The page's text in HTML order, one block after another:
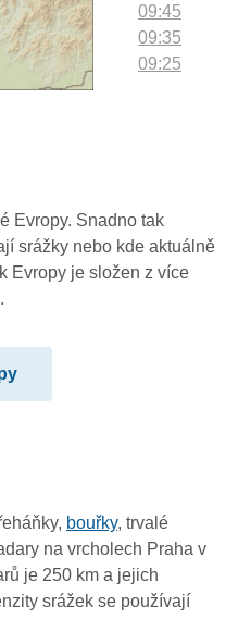
09:45
09:35
09:25
08:25
08:15
08:05
06:25
06:15
06:05
05:55
Evropy. Snadno tak
srážky nebo kde aktuálně
Evropy je složen z více
bouřky, trvalé
na vrcholech Praha v
je 250 km a jejich
srážek se používají